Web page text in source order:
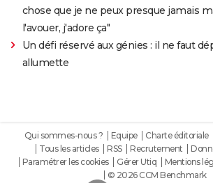
chose que je ne peux presque jamais
l'avouer, j'adore ça"
Un défi réservé aux génies : il ne faut
allumette
Qui sommes-nous ? Equipe Charte éditoriale
Tous les articles
RSS Recrutement
Paramétrer les cookies
Gérer Utiq Mentions
© 2026 CCM Benchmark